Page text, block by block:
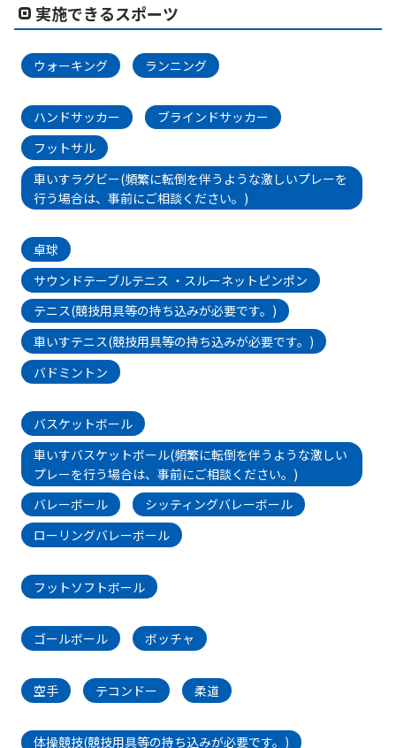
実施できるスポーツ
ウォーキング ランニング
ハンドサッカー
ブラインドサッカー
フットサル
車いすラグビー(頻繁に転倒を伴うような激しいプレーを
行う場合は、事前にご相談ください。)
卓球
サウンドテーブルテニス ・スルーネットピンポン
テニス(競技用具等の持ち込みが必要です。)
車いすテニス(競技用具等の持ち込みが必要です。)
バドミントン
バスケットボール
車いすバスケットボール(頻繁に転倒を伴うような激しい
プレーを行う場合は、事前にご相談ください。)
バレーボール
シッティングバレーボール
ローリングバレーボール
フットソフトボール
ゴールボール ボッチャ
空手 テコンドー 柔道
体操競技(競技用具等の持ち込みが必要です。)